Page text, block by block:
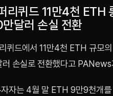
리퀴드 11만4천 ETH
달러 손실 전환
퀴드에서 11만4천 ETH 규모
러 손실로 전환했다고
자는 4월 말 ETH 9만9천개